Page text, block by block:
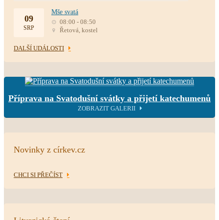
09
SRP
Mše svatá
08:00 - 08:50
Řetová, kostel
DALŠÍ UDÁLOSTI
Příprava na Svatodušní svátky a přijetí katechumenů
ZOBRAZIT GALERII
Novinky z církev.cz
CHCI SI PŘEČÍST